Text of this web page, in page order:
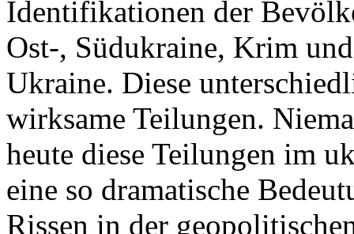
Identifikationen der
Ost-, Südukraine, Krim
Ukraine. Diese
wirksame Teilungen.
heute diese Teilungen im
eine so dramatische
Rissen in der